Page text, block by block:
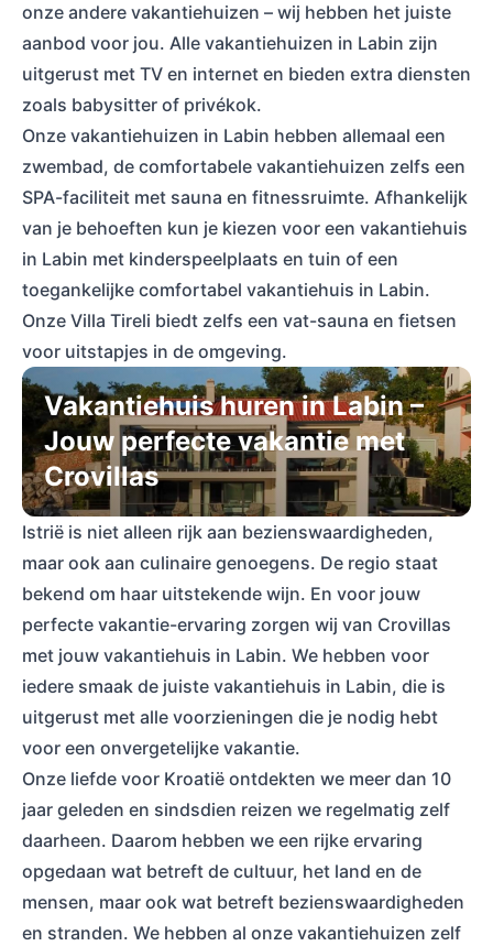
onze andere vakantiehuizen – wij hebben het juiste
aanbod voor jou. Alle vakantiehuizen in Labin zijn
uitgerust met TV en internet en bieden extra diensten
zoals babysitter of privékok.
Onze vakantiehuizen in Labin hebben allemaal een
zwembad, de comfortabele vakantiehuizen zelfs een
SPA-faciliteit met sauna en fitnessruimte. Afhankelijk
van je behoeften kun je kiezen voor een vakantiehuis
in Labin met kinderspeelplaats en tuin of een
toegankelijke comfortabel vakantiehuis in Labin.
Onze Villa Tireli biedt zelfs een vat-sauna en fietsen
voor uitstapjes in de omgeving.
Vakantiehuis huren in Labin –
Jouw perfecte vakantie met
Crovillas
Istrië is niet alleen rijk aan bezienswaardigheden,
maar ook aan culinaire genoegens. De regio staat
bekend om haar uitstekende wijn. En voor jouw
perfecte vakantie-ervaring zorgen wij van Crovillas
met jouw vakantiehuis in Labin. We hebben voor
iedere smaak de juiste vakantiehuis in Labin, die is
uitgerust met alle voorzieningen die je nodig hebt
voor een onvergetelijke vakantie.
Onze liefde voor Kroatië ontdekten we meer dan 10
jaar geleden en sindsdien reizen we regelmatig zelf
daarheen. Daarom hebben we een rijke ervaring
opgedaan wat betreft de cultuur, het land en de
mensen, maar ook wat betreft bezienswaardigheden
en stranden. We hebben al onze vakantiehuizen zelf